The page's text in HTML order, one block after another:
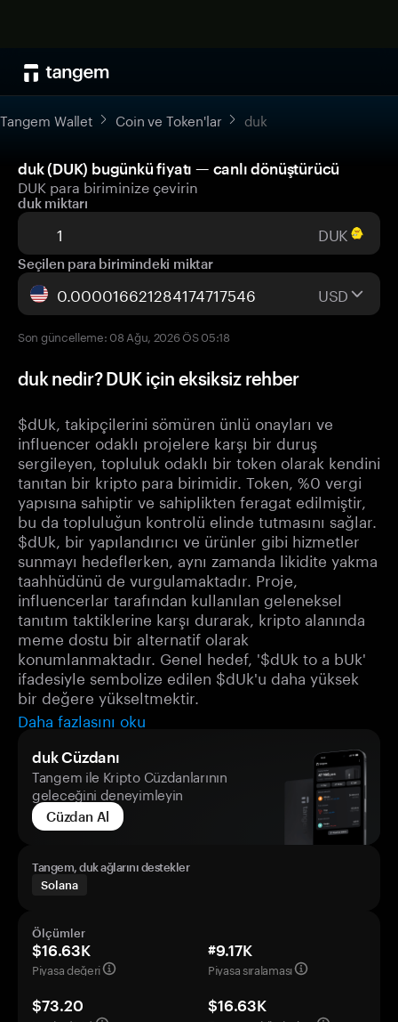
Tangem Wallet Coin ve Token'lar duk
duk (DUK) bugünkü fiyatı — canlı dönüştürücü
DUK para biriminize çevirin
duk miktarı
DUK
Seçilen para birimindeki miktar
USD
Son güncelleme: 08 Ağu, 2026 ÖS 05:18
duk nedir? DUK için eksiksiz rehber
$dUk, takipçilerini sömüren ünlü onayları ve
influencer odaklı projelere karşı bir duruş
sergileyen, topluluk odaklı bir token olarak kendini
tanıtan bir kripto para birimidir. Token, %0 vergi
yapısına sahiptir ve sahiplikten feragat edilmiştir,
bu da topluluğun kontrolü elinde tutmasını sağlar.
$dUk, bir yapılandırıcı ve ürünler gibi hizmetler
sunmayı hedeflerken, aynı zamanda likidite yakma
taahhüdünü de vurgulamaktadır. Proje,
influencerlar tarafından kullanılan geleneksel
tanıtım taktiklerine karşı durarak, kripto alanında
meme dostu bir alternatif olarak
konumlanmaktadır. Genel hedef, '$dUk to a bUk'
ifadesiyle sembolize edilen $dUk'u daha yüksek
bir değere yükseltmektir.
Daha fazlasını oku
duk Cüzdanı
Tangem ile Kripto Cüzdanlarının
geleceğini deneyimleyin
Cüzdan Al
Tangem, duk ağlarını destekler
Solana
Ölçümler
$16.63K
Piyasa değeri
#9.17K
Piyasa sıralaması
$73.20
$16.63K